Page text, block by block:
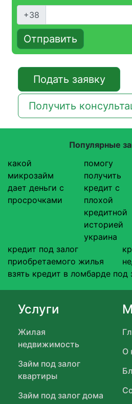
+38
Отправить
Подать заявку
Получить
Популярные
какой
микрозайм
дает деньги с
просрочками
помогу
получить
кредит с
плохой
кредитной
историей
украина
кредит под залог
приобретаемого жилья
взять кредит в ломбарде
Услуги
Жилая
недвижимость
Займ под залог
квартиры
Займ под залог дома
О